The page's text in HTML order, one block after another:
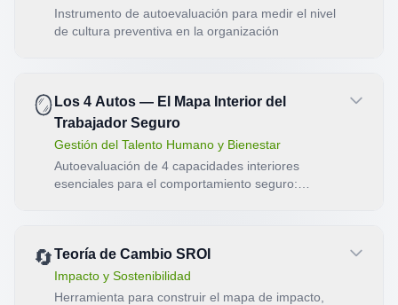
Instrumento de autoevaluación para medir el nivel
de cultura preventiva en la organización
🪞 Los 4 Autos — El Mapa Interior del
Trabajador Seguro
Gestión del Talento Humano y Bienestar
Autoevaluación de 4 capacidades interiores
esenciales para el comportamiento seguro:
🔄Teoría de Cambio SROI
Impacto y Sostenibilidad
Herramienta para construir el mapa de impacto,